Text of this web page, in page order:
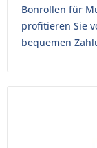
Bonrollen für
profitieren Sie
bequemen